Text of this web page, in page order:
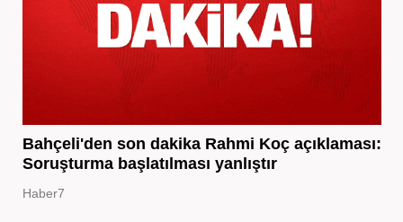
Bahçeli'den son dakika Rahmi Koç açıklaması:
Soruşturma başlatılması yanlıştır
Haber7